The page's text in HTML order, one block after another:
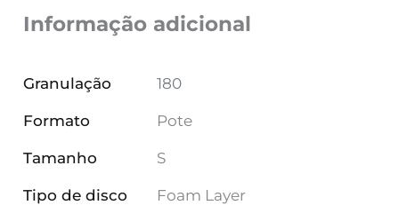
Informação adicional
Granulação 180
Formato Pote
Tamanho S
Tipo de disco Foam Layer